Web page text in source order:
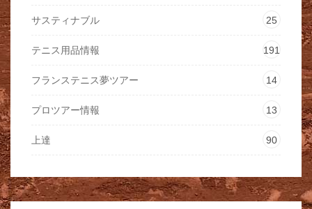
サスティナブル 25
テニス用品情報 191
フランステニス夢ツアー 14
プロツアー情報 13
上達 90